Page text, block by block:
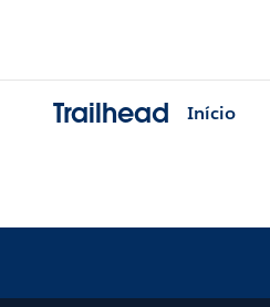
Trailhead Início